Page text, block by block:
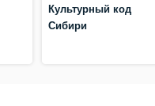
Культурный код
Сибири